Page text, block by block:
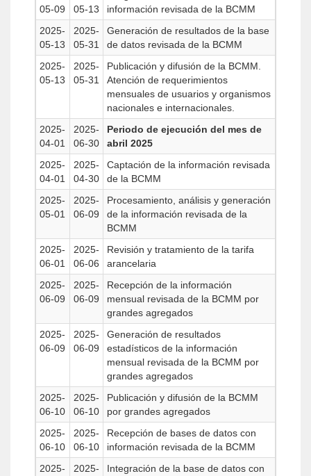
05-09
05-13
información revisada de la BCMM
2025-
05-13
2025-
05-31
Generación de resultados de la base
de datos revisada de la BCMM
2025-
05-13
2025-
05-31
Publicación y difusión de la BCMM.
Atención de requerimientos
mensuales de usuarios y organismos
nacionales e internacionales.
2025-
04-01
2025-
06-30
Periodo de ejecución del mes de
abril 2025
2025-
04-01
2025-
04-30
Captación de la información revisada
de la BCMM
2025-
05-01
2025-
06-09
Procesamiento, análisis y generación
de la información revisada de la
BCMM
2025-
06-01
2025-
06-06
Revisión y tratamiento de la tarifa
arancelaria
2025-
06-09
2025-
06-09
Recepción de la información
mensual revisada de la BCMM por
grandes agregados
2025-
06-09
2025-
06-09
Generación de resultados
estadísticos de la información
mensual revisada de la BCMM por
grandes agregados
2025-
06-10
2025-
06-10
Publicación y difusión de la BCMM
por grandes agregados
2025-
06-10
2025-
06-10
Recepción de bases de datos con
información revisada de la BCMM
2025-
2025-
Integración de la base de datos con